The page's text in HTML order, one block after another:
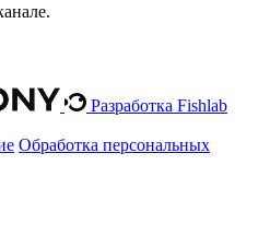
Разработка Fishlab
Обработка персональных